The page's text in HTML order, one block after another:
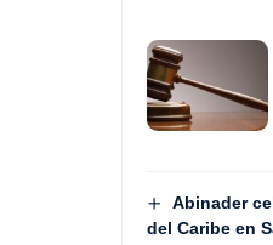
Abinader
del Caribe en